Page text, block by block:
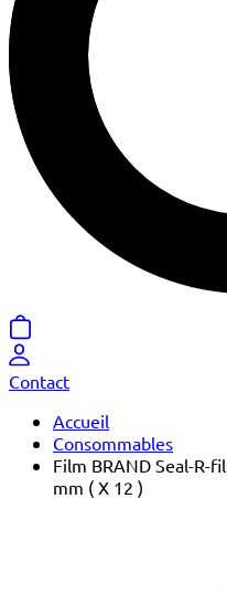
Contact
Accueil
Consommables
Film BRAND Seal-R-
mm ( X 12 )